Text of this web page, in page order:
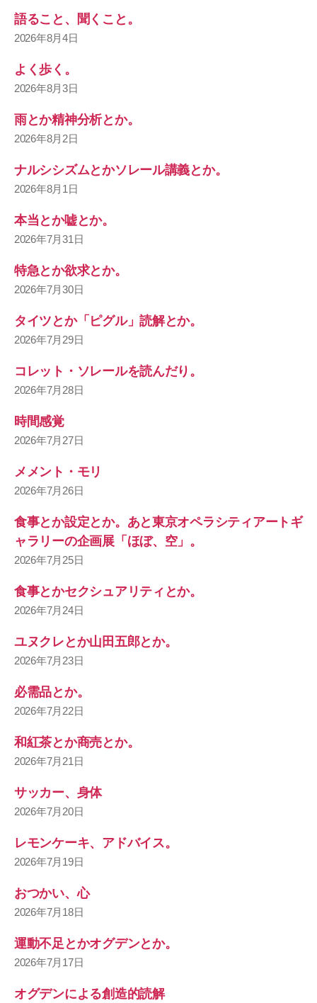
語ること、聞くこと。
2026年8月4日
よく歩く。
2026年8月3日
雨とか精神分析とか。
2026年8月2日
ナルシシズムとかソレール講義とか。
2026年8月1日
本当とか嘘とか。
2026年7月31日
特急とか欲求とか。
2026年7月30日
タイツとか「ピグル」読解とか。
2026年7月29日
コレット・ソレールを読んだり。
2026年7月28日
時間感覚
2026年7月27日
メメント・モリ
2026年7月26日
食事とか設定とか。あと東京オペラシティアートギ
ャラリーの企画展「ほぼ、空」。
2026年7月25日
食事とかセクシュアリティとか。
2026年7月24日
ユヌクレとか山田五郎とか。
2026年7月23日
必需品とか。
2026年7月22日
和紅茶とか商売とか。
2026年7月21日
サッカー、身体
2026年7月20日
レモンケーキ、アドバイス。
2026年7月19日
おつかい、心
2026年7月18日
運動不足とかオグデンとか。
2026年7月17日
オグデンによる創造的読解